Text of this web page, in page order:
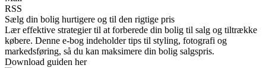
RSS
Sælg din bolig hurtigere og til den rigtige pris
Lær effektive strategier til at forberede din bolig til salg og tiltrække
købere. Denne e-bog indeholder tips til styling, fotografi og
markedsføring, så du kan maksimere din bolig salgspris.
Download guiden her